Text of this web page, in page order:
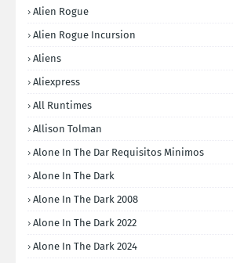
Alien Rogue
Alien Rogue Incursion
Aliens
Aliexpress
All Runtimes
Allison Tolman
Alone In The Dar Requisitos Minimos
Alone In The Dark
Alone In The Dark 2008
Alone In The Dark 2022
Alone In The Dark 2024